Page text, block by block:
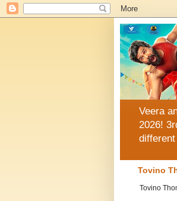
Veera
2026!
Tovino
Tovino